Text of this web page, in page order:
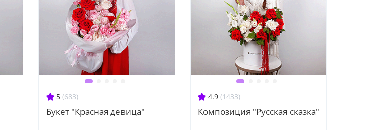
5 (683)
Букет "Красная девица"
4.9 (1433)
Композиция "Русская сказка"